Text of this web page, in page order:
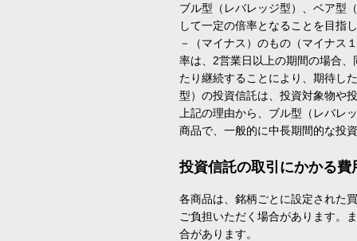
ブル型（レバレッジ型）、ベア型
して一定の倍率となることを目指
－（マイナス）のもの（マイナス
率は、2営業日以上の期間の場合
たり継続することにより、期待し
型）の投資信託は、投資対象物や
上記の理由から、ブル型（レバレ
商品で、一般的に中長期間的な投
投資信託の取引にかかる費
各商品は、銘柄ごとに設定された
ご負担いただく場合があります。
合があります。